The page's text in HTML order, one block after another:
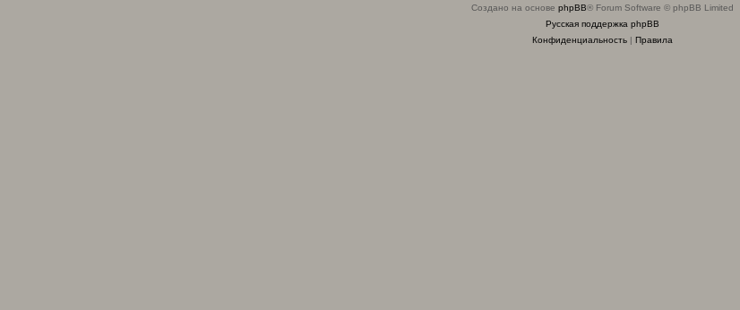
Создано на основе phpBB® Forum Software © phpBB Limited
Русская поддержка phpBB
Конфиденциальность| Правила